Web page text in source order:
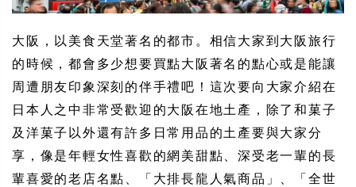
大阪，以美食天堂著名的都市。相信大家到大阪旅行
的時候，都會多少想要買點大阪著名的點心或是能讓
周遭朋友印象深刻的伴手禮吧！這次要向大家介紹在
日本人之中非常受歡迎的大阪在地土產 ，除了和菓子
及洋菓子以外還有許多日常用品的土產要與大家分
享，像是年輕女性喜歡的網美甜點、深受老一輩的長
輩喜愛的老店名點、「大排長龍人氣商品」、「全世